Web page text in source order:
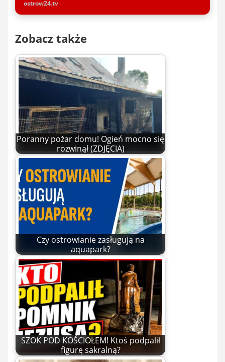
ostrow24.tv
Zobacz także
Poranny pożar domu! Ogień mocno się
rozwinął (ZDJĘCIA)
Czy ostrowianie zasługują na
aquapark?
SZOK POD KOŚCIOŁEM! Ktoś podpalił
figurę sakralną?